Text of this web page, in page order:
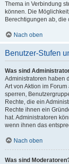
Thema in Verbindung
können. Die
Berechtigungen ab,
Nach oben
Benutzer-Stufen
Was sind
Administratoren haben
Art von Aktion im
sperren,
Rechte, die ein
Rechte ihnen ein
hat. Administratoren
wenn ihnen das
Nach oben
Was sind